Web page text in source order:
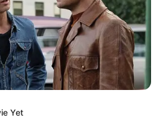
ARROCEROS
BLOQUEOS VIALES
ALERTA
Para estar bien informado, por
Yet